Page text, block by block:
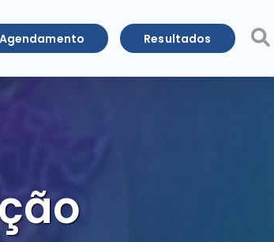
Agendamento Resultados